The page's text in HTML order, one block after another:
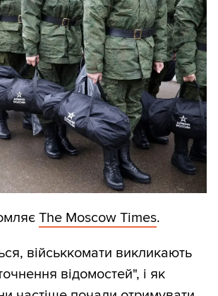
The Moscow Times.
військкомати викликають
відомостей", і як